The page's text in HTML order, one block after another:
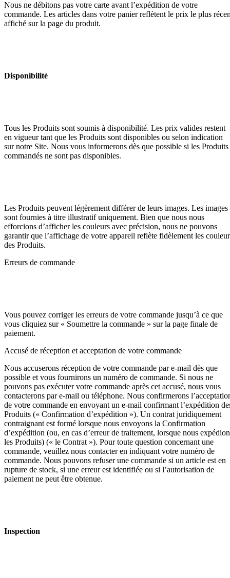
Nous ne débitons pas votre carte avant l’expédition de votre
commande. Les articles dans votre panier reflètent le prix le plus
affiché sur la page du produit.
Disponibilité
Tous les Produits sont soumis à disponibilité. Les prix valides restent
en vigueur tant que les Produits sont disponibles ou selon indication
sur notre Site. Nous vous informerons dès que possible si les Produits
commandés ne sont pas disponibles.
Les Produits peuvent légèrement différer de leurs images. Les images
sont fournies à titre illustratif uniquement. Bien que nous nous
efforcions d’afficher les couleurs avec précision, nous ne pouvons
garantir que l’affichage de votre appareil reflète fidèlement les
des Produits.
Erreurs de commande
Vous pouvez corriger les erreurs de votre commande jusqu’à ce que
vous cliquiez sur « Soumettre la commande » sur la page finale de
paiement.
Accusé de réception et acceptation de votre commande
Nous accuserons réception de votre commande par e-mail dès que
possible et vous fournirons un numéro de commande. Si nous ne
pouvons pas exécuter votre commande après cet accusé, nous vous
contacterons par e-mail ou téléphone. Nous confirmerons
de votre commande en envoyant un e-mail confirmant l’expédition
Produits (« Confirmation d’expédition »). Un contrat juridiquement
contraignant est formé lorsque nous envoyons la Confirmation
d’expédition (ou, en cas d’erreur de traitement, lorsque nous
les Produits) (« le Contrat »). Pour toute question concernant une
commande, veuillez nous contacter en indiquant votre numéro de
commande. Nous pouvons refuser une commande si un article est en
rupture de stock, si une erreur est identifiée ou si l’autorisation de
paiement ne peut être obtenue.
Inspection